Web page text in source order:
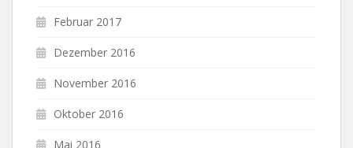
Februar 2017
Dezember 2016
November 2016
Oktober 2016
Mai 2016